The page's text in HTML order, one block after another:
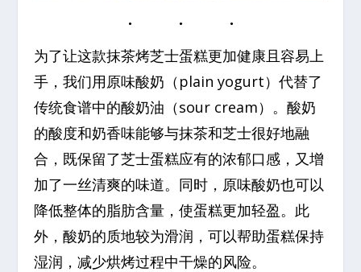
为了让这款抹茶烤芝士蛋糕更加健康且容易上
手，我们用原味酸奶（plain yogurt）代替了
传统食谱中的酸奶油（sour cream）。酸奶
的酸度和奶香味能够与抹茶和芝士很好地融
合，既保留了芝士蛋糕应有的浓郁口感，又增
加了一丝清爽的味道。同时，原味酸奶也可以
降低整体的脂肪含量，使蛋糕更加轻盈。此
外，酸奶的质地较为滑润，可以帮助蛋糕保持
湿润，减少烘烤过程中干燥的风险。